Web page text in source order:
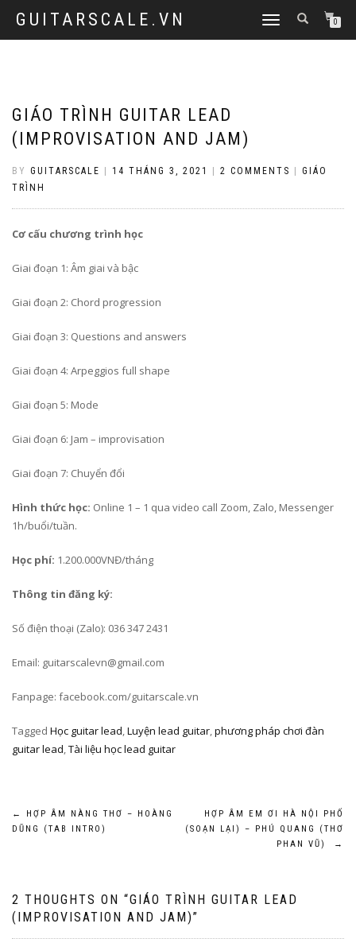
GUITARSCALE.VN
TOGGLE
0
GIÁO TRÌNH GUITAR LEAD
(IMPROVISATION AND JAM)
BY GUITARSCALE 14 THÁNG 3, 2021 2 COMMENTS
GIÁO
TRÌNH
Cơ cấu chương trình học
Giai đoạn 1: Âm giai và bậc
Giai đoạn 2: Chord progression
Giai đoạn 3: Questions and answers
Giai đoạn 4: Arpeggios full shape
Giai đoạn 5: Mode
Giai đoạn 6: Jam – improvisation
Giai đoạn 7: Chuyển đổi
Hình thức học: Online 1 – 1 qua video call Zoom, Zalo, Messenger
1h/buổi/tuần.
Học phí: 1.200.000VNĐ/tháng
Thông tin đăng ký:
Số điện thoại (Zalo): 036 347 2431
Email: guitarscalevn@gmail.com
Fanpage: facebook.com/guitarscale.vn
Tagged Học guitar lead,Luyện lead guitar,phương pháp chơi đàn
guitar lead,Tài liệu học lead guitar
Điều
bài
viết
←
HỢP ÂM NÀNG THƠ – HOÀNG
DŨNG (TAB INTRO)
HỢP ÂM EM ƠI HÀ NỘI PHỐ
(SOẠN LẠI) – PHÚ QUANG (THƠ
PHAN VŨ)
→
2 THOUGHTS ON “GIÁO TRÌNH GUITAR LEAD
(IMPROVISATION AND JAM)”